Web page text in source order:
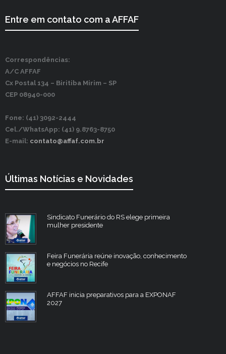
Entre em contato com a AFFAF
Correspondências:
A/C AFFAF
Cx Postal 134 – Biritiba Mirim – SP
CEP 08940-000
Fone: (41) 3092-2444
Cel./WhatsApp: (41) 9.8763-8750
E-mail: contato@affaf.com.br
Últimas Notícias e Novidades
Sindicato Funerário do RS elege primeira
mulher presidente
Feira Funerária reúne inovação, conhecimento
e negócios no Recife
AFFAF inicia preparativos para a EXPONAF
2027